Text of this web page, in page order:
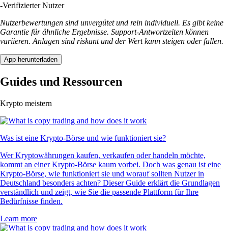
-Verifizierter Nutzer
Nutzerbewertungen sind unvergütet und rein individuell. Es gibt keine
Garantie für ähnliche Ergebnisse. Support-Antwortzeiten können
variieren. Anlagen sind riskant und der Wert kann steigen oder fallen.
App herunterladen
Guides und Ressourcen
Krypto meistern
Was ist eine Krypto-Börse und wie funktioniert sie?
Wer Kryptowährungen kaufen, verkaufen oder handeln möchte,
kommt an einer Krypto-Börse kaum vorbei. Doch was genau ist eine
Krypto-Börse, wie funktioniert sie und worauf sollten Nutzer in
Deutschland besonders achten? Dieser Guide erklärt die Grundlagen
verständlich und zeigt, wie Sie die passende Plattform für Ihre
Bedürfnisse finden.
Learn more